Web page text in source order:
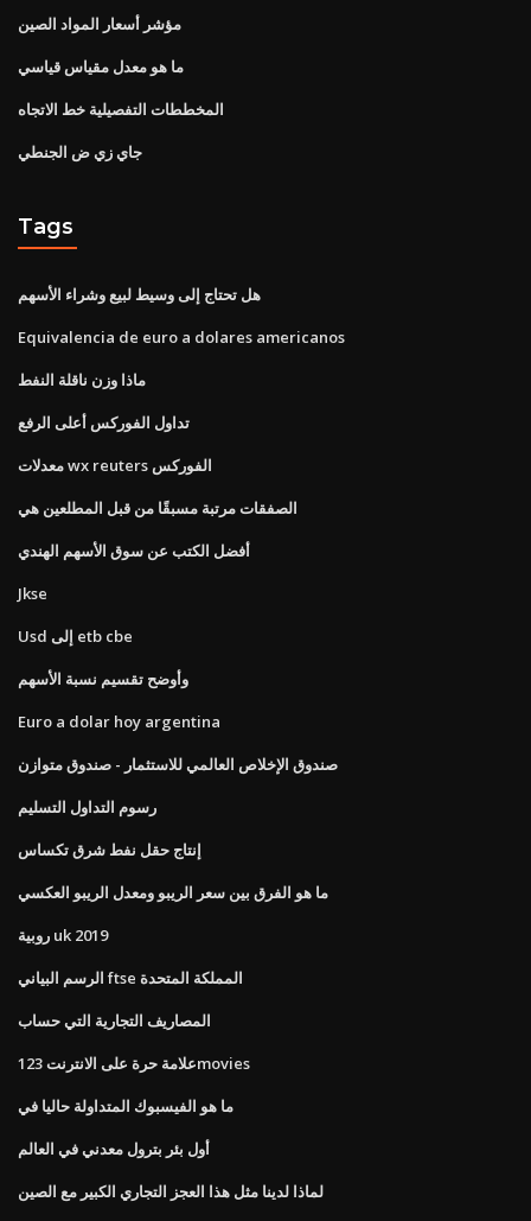
مؤشر أسعار المواد الصين
ما هو معدل مقياس قياسي
المخططات التفصيلية خط الاتجاه
جاي زي ض الجنطي
Tags
هل تحتاج إلى وسيط لبيع وشراء الأسهم
Equivalencia de euro a dolares americanos
ماذا وزن ناقلة النفط
تداول الفوركس أعلى الرفع
معدلات wx reuters الفوركس
الصفقات مرتبة مسبقًا من قبل المطلعين هي
أفضل الكتب عن سوق الأسهم الهندي
Jkse
Usd إلى etb cbe
وأوضح تقسيم نسبة الأسهم
Euro a dolar hoy argentina
صندوق الإخلاص العالمي للاستثمار - صندوق متوازن
رسوم التداول التسليم
إنتاج حقل نفط شرق تكساس
ما هو الفرق بين سعر الريبو ومعدل الريبو العكسي
روبية uk 2019
الرسم البياني ftse المملكة المتحدة
المصاريف التجارية التي حساب
علامة حرة على الانترنت 123movies
ما هو الفيسبوك المتداولة حاليا في
أول بئر بترول معدني في العالم
لماذا لدينا مثل هذا العجز التجاري الكبير مع الصين